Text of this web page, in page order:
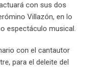
con sus dos
Villazón, en lo
espectáculo musical.
con el cantautor
para el deleite del